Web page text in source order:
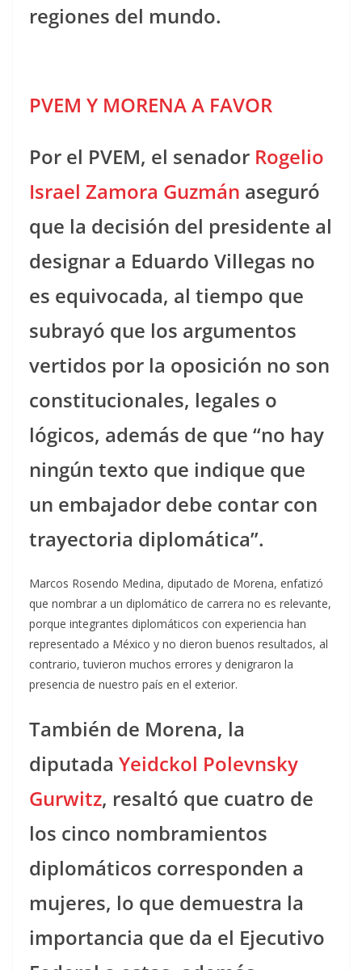
regiones del mundo.
PVEM Y MORENA A FAVOR
Por el PVEM, el senador Rogelio
Israel Zamora Guzmán aseguró
que la decisión del presidente al
designar a Eduardo Villegas no
es equivocada, al tiempo que
subrayó que los argumentos
vertidos por la oposición no son
constitucionales, legales o
lógicos, además de que “no hay
ningún texto que indique que
un embajador debe contar con
trayectoria diplomática”.
Marcos Rosendo Medina, diputado de Morena, enfatizó
que nombrar a un diplomático de carrera no es relevante,
porque integrantes diplomáticos con experiencia han
representado a México y no dieron buenos resultados, al
contrario, tuvieron muchos errores y denigraron la
presencia de nuestro país en el exterior.
También de Morena, la
diputada Yeidckol Polevnsky
Gurwitz, resaltó que cuatro de
los cinco nombramientos
diplomáticos corresponden a
mujeres, lo que demuestra la
importancia que da el Ejecutivo